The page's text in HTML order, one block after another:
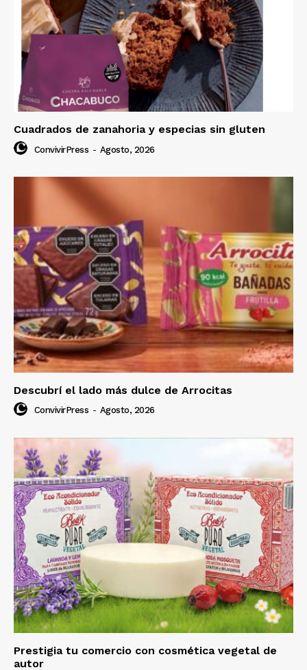
Cuadrados de zanahoria y especias sin gluten
ConvivirPress - Agosto, 2026
Descubrí el lado más dulce de Arrocitas
ConvivirPress - Agosto, 2026
Prestigia tu comercio con cosmética vegetal de
autor